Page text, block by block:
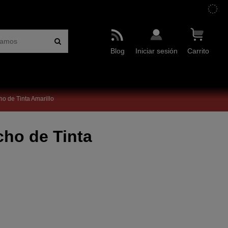
Blog Iniciar sesión Carrito
de Tinta Amarillo
de Tinta